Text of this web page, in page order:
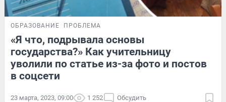
ОБРАЗОВАНИЕ ПРОБЛЕМА
«Я что, подрывала основы
государства?» Как учительницу
уволили по статье из-за фото и постов
в соцсети
23 марта, 2023, 09:00 1 252 Обсудить